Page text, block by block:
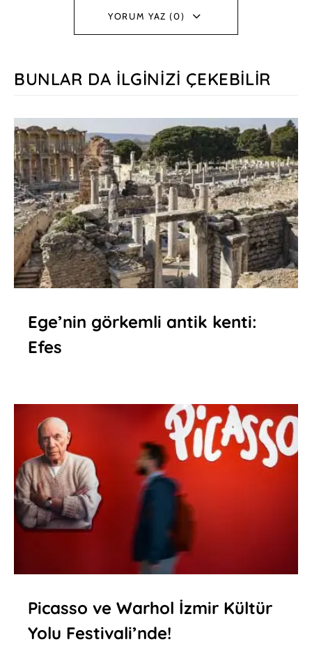
YORUM YAZ (0)
BUNLAR DA İLGINIZI ÇEKEBILIR
Ege’nin görkemli antik kenti:
Efes
Picasso ve Warhol İzmir Kültür
Yolu Festivali’nde!